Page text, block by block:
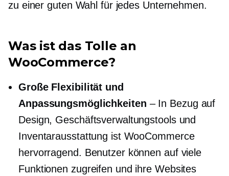
zu einer guten Wahl für jedes Unternehmen.
Was ist das Tolle an
WooCommerce?
Große Flexibilität und
Anpassungsmöglichkeiten – In Bezug auf
Design, Geschäftsverwaltungstools und
Inventarausstattung ist WooCommerce
hervorragend. Benutzer können auf viele
Funktionen zugreifen und ihre Websites